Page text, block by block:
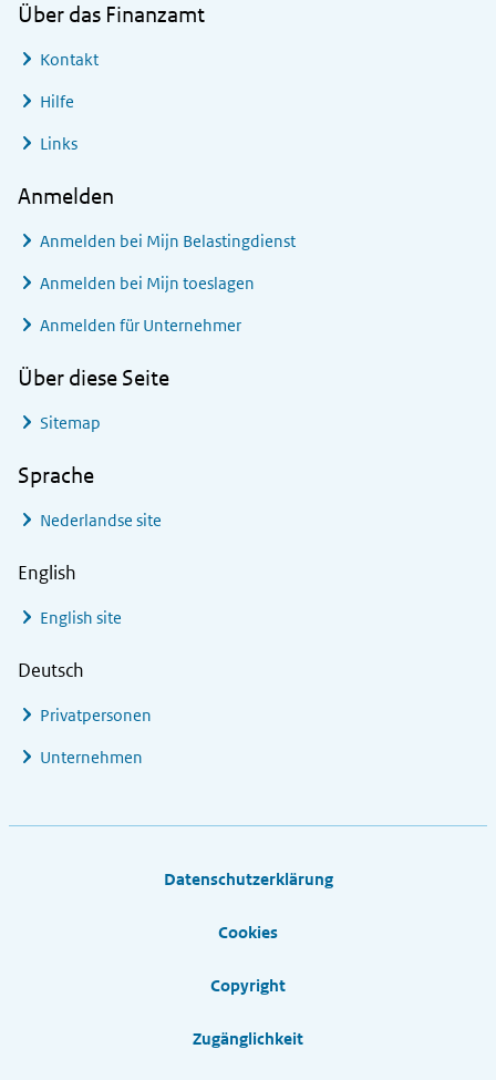
Über das Finanzamt
Kontakt
Hilfe
Links
Anmelden
Anmelden bei Mijn Belastingdienst
Anmelden bei Mijn toeslagen
Anmelden für Unternehmer
Über diese Seite
Sitemap
Sprache
Nederlandse site
English
English site
Deutsch
Privatpersonen
Unternehmen
Datenschutzerklärung
Cookies
Copyright
Zugänglichkeit